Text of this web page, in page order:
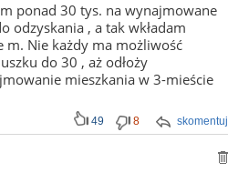
ponad 30 tys. na wynajmowane
odzyskania , a tak wkładam
m. Nie każdy ma możliwość
do 30 , aż odłoży
mieszkania w 3-mieście
skomentuj
49 8